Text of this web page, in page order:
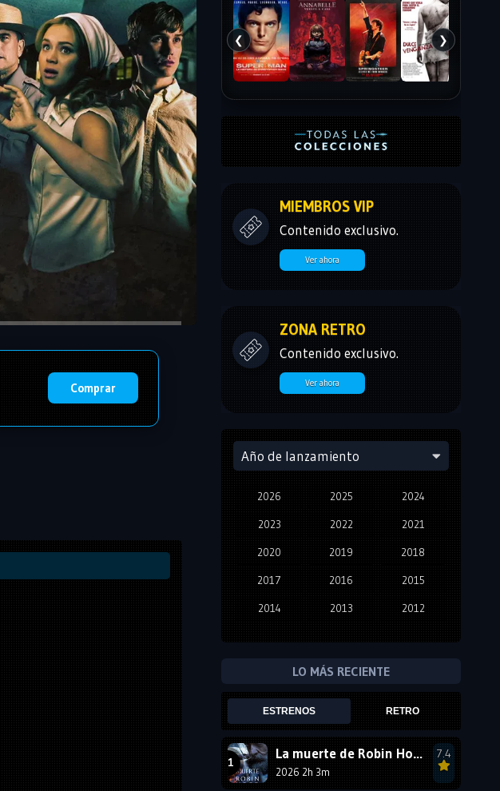
Comprar
❮ ❯
MIEMBROS VIP
Contenido exclusivo.
Ver ahora
ZONA RETRO
Contenido exclusivo.
Ver ahora
Año de lanzamiento
2026 2025 2024
2023 2022 2021
2020 2019 2018
2017 2016 2015
2014 2013 2012
2001
1999 1998 1997
1996
LO MÁS RECIENTE
ESTRENOS RETRO
La muerte de Robin Hood
2026 2h 3m
7.4